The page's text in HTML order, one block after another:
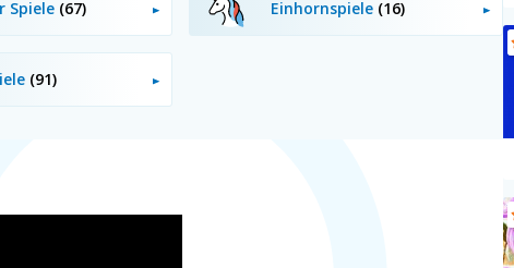
Spiele (67) Einhornspiele (16)
(91)